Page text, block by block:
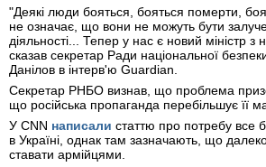
"Деякі люди бояться, бояться померти,
не означає, що вони не можуть бути
діяльності... Тепер у нас є новий міністр з
сказав секретар Ради національної
Данілов в інтерв'ю Guardian.
Секретар РНБО визнав, що проблема
що російська пропаганда перебільшує її
У CNN написали статтю про потребу все
в Україні, однак там зазначають, що далеко
ставати армійцями.